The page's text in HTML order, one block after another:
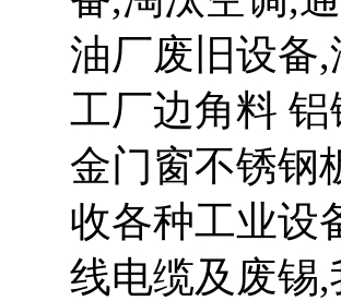
油厂废旧设备
工厂边角料
金门窗不锈钢
收各种工业设
线电缆及废锡